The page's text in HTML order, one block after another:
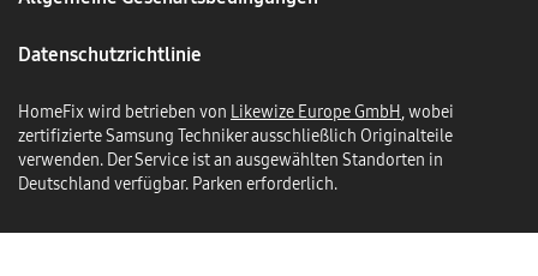
Datenschutzrichtlinie
HomeFix wird betrieben von Likewize Europe GmbH, wobei
zertifizierte Samsung Techniker ausschließlich Originalteile
verwenden. Der Service ist an ausgewählten Standorten in
Deutschland verfügbar. Parken erforderlich.